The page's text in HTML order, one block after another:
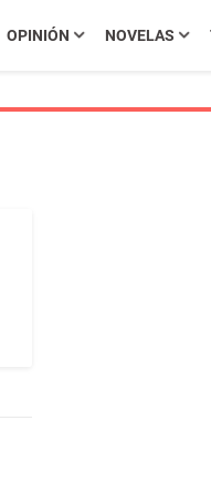
OPINIÓN NOVELAS